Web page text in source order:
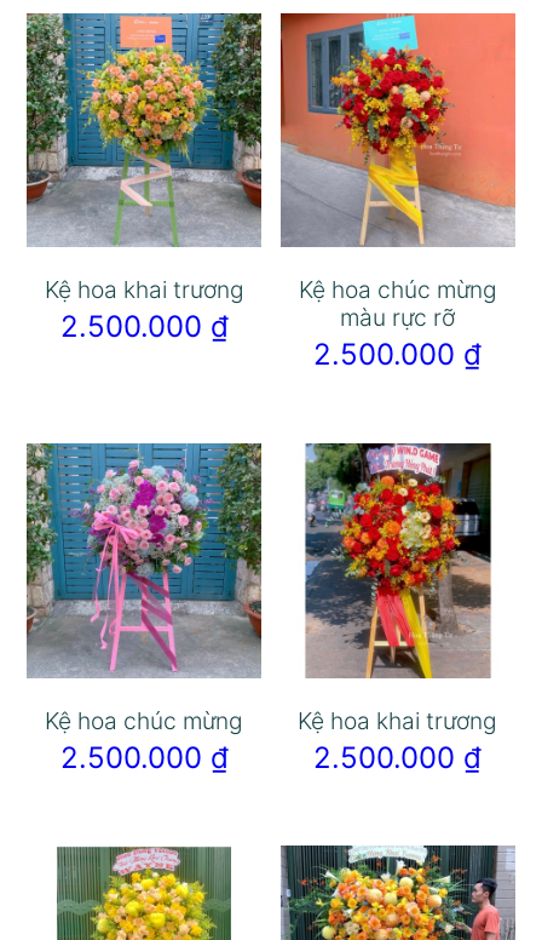
Kệ hoa khai trương
2.500.000 ₫
Kệ hoa chúc mừng
màu rực rỡ
2.500.000 ₫
Kệ hoa chúc mừng
2.500.000 ₫
Kệ hoa khai trương
2.500.000 ₫